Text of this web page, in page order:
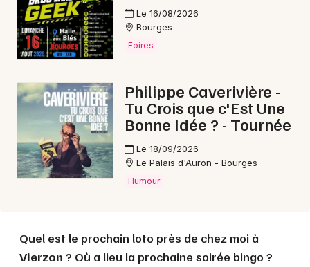
18 - Cher
Choisir mes départements
Mon email
Le 16/08/2026
Bourges
Foires
Philippe Caverivière -
Tu Crois que c'Est Une
Bonne Idée ? - Tournée
Le 18/09/2026
Le Palais d'Auron - Bourges
Humour
Quel est le prochain loto près de chez moi à
Vierzon ? Où a lieu la prochaine soirée bingo ?